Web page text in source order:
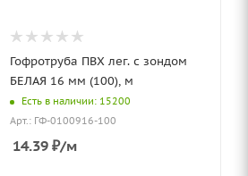
Гофротруба ПВХ лег. с зондом
БЕЛАЯ 16 мм (100), м
Есть в наличии: 15200
Арт.: ГФ-0100916-100
14.39 ₽/м